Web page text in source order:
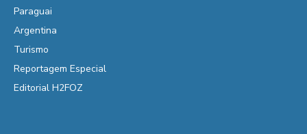
Paraguai
Argentina
Turismo
Reportagem Especial
Editorial H2FOZ